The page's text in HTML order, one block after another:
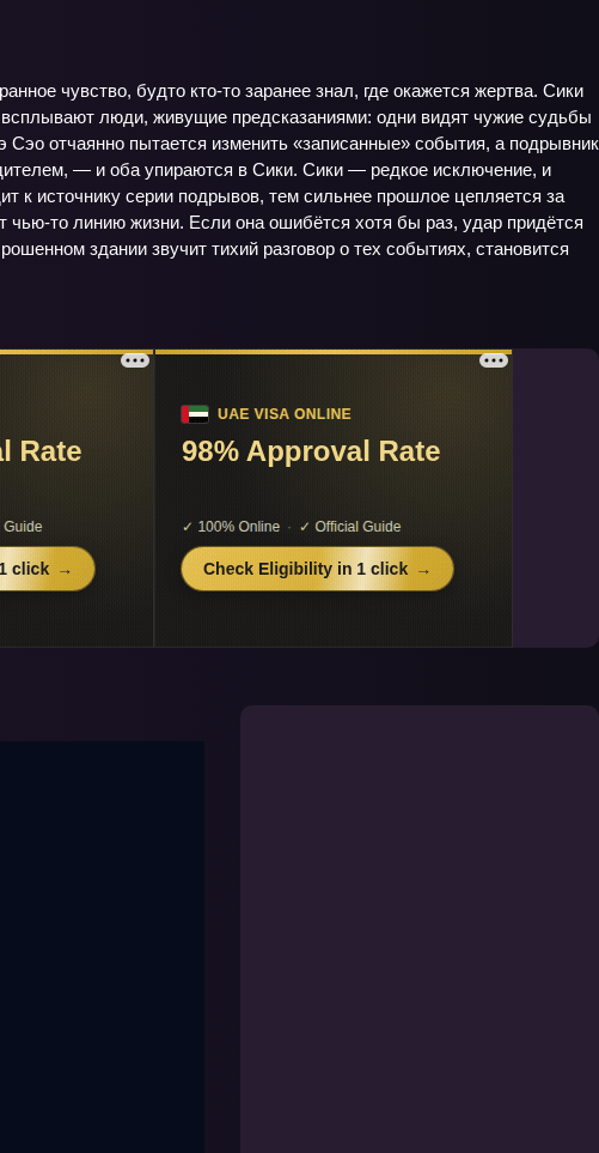
чувство, будто кто‑то заранее знал, где окажется жертва. Сики
всплывают люди, живущие предсказаниями: одни видят чужие судьбы
отчаянно пытается изменить «записанные» события, а подрывник
— и оба упираются в Сики. Сики — редкое исключение, и
к источнику серии подрывов, тем сильнее прошлое цепляется за
линию жизни. Если она ошибётся хотя бы раз, удар придётся
здании звучит тихий разговор о тех событиях, становится